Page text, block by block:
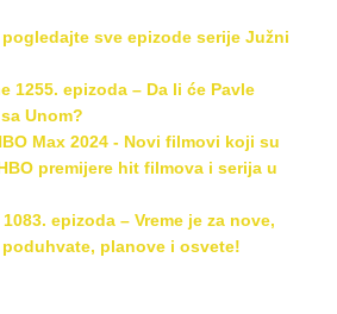
sve epizode serije Južni
1255. epizoda – Da li će Pavle
Unom?
Max 2024 - Novi filmovi koji su
premijere hit filmova i serija u
epizoda – Vreme je za nove,
planove i osvete!